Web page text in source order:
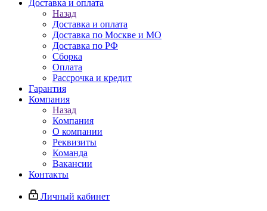
Доставка и оплата
Назад
Доставка и оплата
Доставка по Москве и МО
Доставка по РФ
Сборка
Оплата
Рассрочка и кредит
Гарантия
Компания
Назад
Компания
О компании
Реквизиты
Команда
Вакансии
Контакты
Личный кабинет